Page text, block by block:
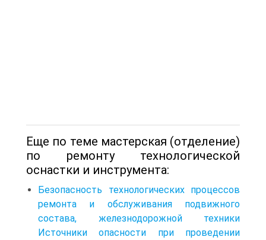
Еще по теме мастерская (отделение)
по ремонту технологической
оснастки и инструмента:
Безопасность технологических процессов
ремонта и обслуживания подвижного
состава, железнодорожной техники
Источники опасности при проведении